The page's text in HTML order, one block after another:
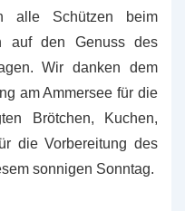
alle Schützen beim
auf den Genuss des
Wir danken dem
am Ammersee für die
Brötchen, Kuchen,
die Vorbereitung des
sonnigen Sonntag.